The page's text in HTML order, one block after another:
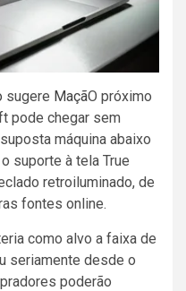
sugere MaçãO próximo
pode chegar sem
máquina abaixo
suporte à tela True
retroiluminado, de
fontes online.
como alvo a faixa de
seriamente desde o
poderão